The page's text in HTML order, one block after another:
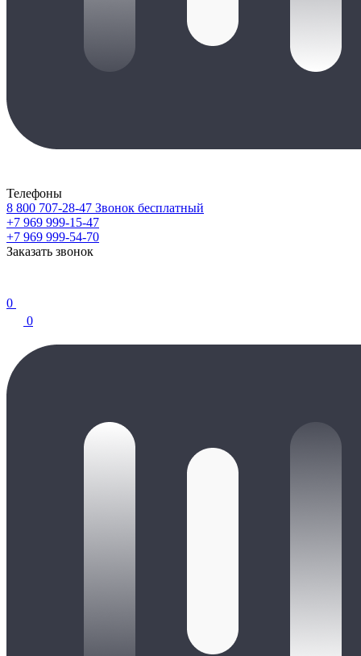
Телефоны
8 800 707-28-47 Звонок бесплатный
+7 969 999-15-47
+7 969 999-54-70
Заказать звонок
0
0